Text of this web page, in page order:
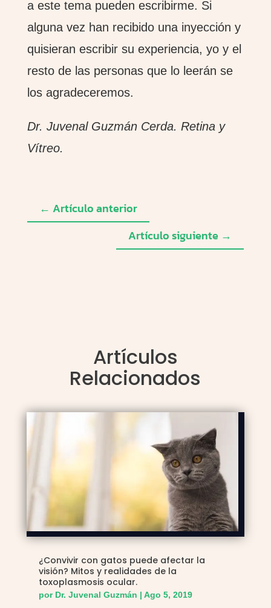
a este tema pueden escribirme. Si
alguna vez han recibido una inyección y
quisieran escribir su experiencia, yo y el
resto de las personas que lo leerán se
los agradeceremos.
Dr. Juvenal Guzmán Cerda. Retina y
Vítreo.
← Artículo anterior
Artículo siguiente →
Artículos
Relacionados
¿Convivir con gatos puede afectar la
visión? Mitos y realidades de la
toxoplasmosis ocular.
por Dr. Juvenal Guzmán | Ago 5, 2019